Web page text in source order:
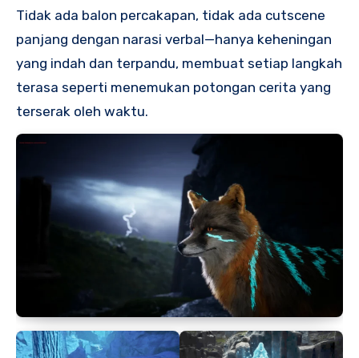
Tidak ada balon percakapan, tidak ada cutscene
panjang dengan narasi verbal—hanya keheningan
yang indah dan terpandu, membuat setiap langkah
terasa seperti menemukan potongan cerita yang
terserak oleh waktu.